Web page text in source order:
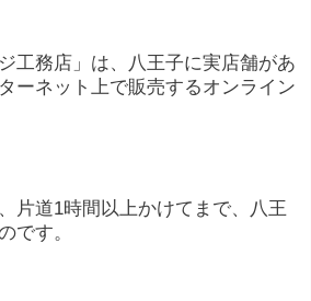
工務店」は、八王子に実店舗があ
ーネット上で販売するオンライン
片道1時間以上かけてまで、八王
です。